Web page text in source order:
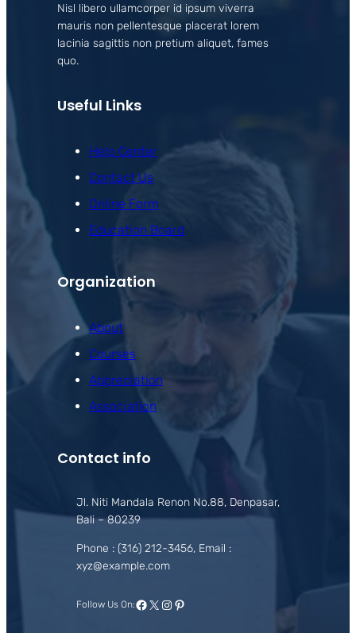
Nisl libero ullamcorper id ipsum viverra
mauris non pellentesque placerat lorem
lacinia sagittis non pretium aliquet, fames
quo.
Useful Links
Help Center
Contact Us
Online Form
Education Board
Organization
About
Courses
Appreciation
Association
Contact info
Jl. Niti Mandala Renon No.88, Denpasar,
Bali – 80239
Phone : (316) 212-3456, Email :
xyz@example.com
Follow Us On:Facebook
X Instagram
Pinterest